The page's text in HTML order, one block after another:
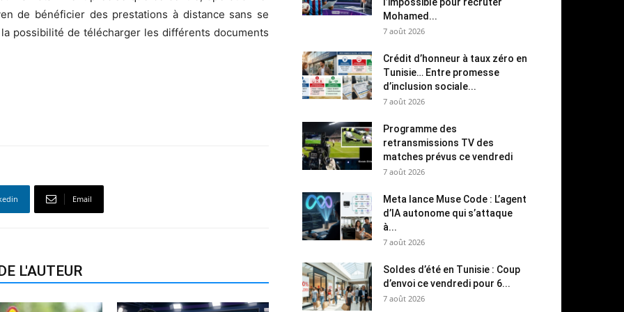
de bénéficier des prestations à distance sans se
possibilité de télécharger les différents documents
Email
L'AUTEUR
l’impossible pour recruter
Mohamed...
7 août 2026
Crédit d’honneur à taux zéro en
Tunisie… Entre promesse
d’inclusion sociale...
7 août 2026
Programme des
retransmissions TV des
matches prévus ce vendredi
7 août 2026
Meta lance Muse Code : L’agent
d’IA autonome qui s’attaque
à...
7 août 2026
Soldes d’été en Tunisie : Coup
d’envoi ce vendredi pour 6...
7 août 2026